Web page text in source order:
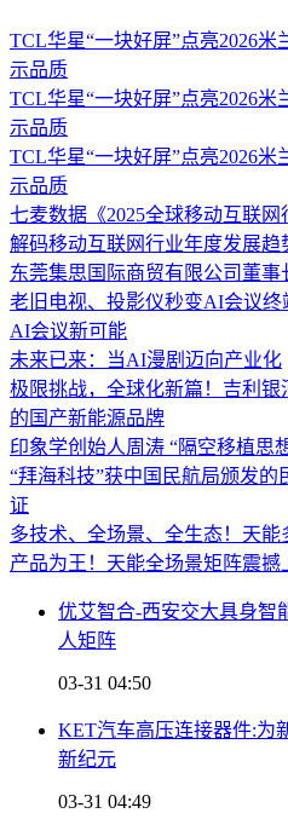
TCL华星“一块好屏”点亮2026
示品质
TCL华星“一块好屏”点亮2026
示品质
TCL华星“一块好屏”点亮2026
示品质
七麦数据《2025全球移动互联
解码移动互联网行业年度发展趋
东莞集思国际商贸有限公司董事
老旧电视、投影仪秒变AI会议
AI会议新可能
未来已来：当AI漫剧迈向产业化
极限挑战，全球化新篇！吉利
的国产新能源品牌
印象学创始人周涛 “隔空移植思
“拜海科技”获中国民航局颁发
证
多技术、全场景、全生态！天能
产品为王！天能全场景矩阵震
优艾智合-西安交大具身智
人矩阵
03-31 04:50
KET汽车高压连接器件:为
新纪元
03-31 04:49